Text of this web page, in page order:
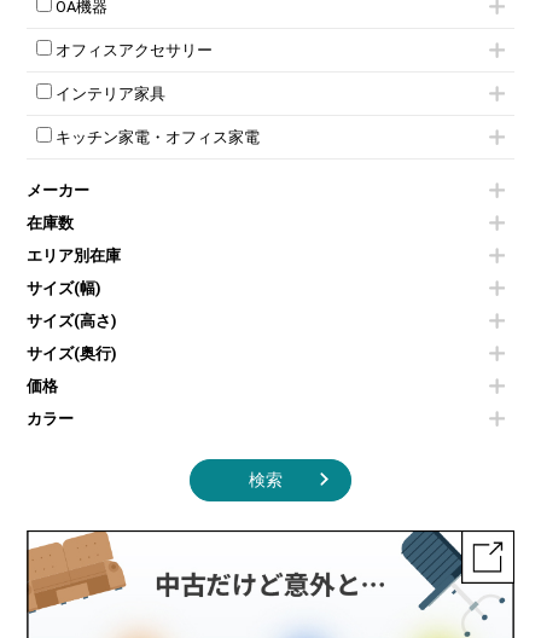
ラテラル書庫
ダイヤル錠ロッカー
ダイヤル錠ロッカー
ワードローブ・クローゼット
会議テーブルW1200～
会議テーブルW1800～
平行スタックテーブル
会議テーブルその他
ミーティングチェアその他
自立タイプパーテーション
パーテーションその他
壁掛けホワイトボード
ホワイトボードその他
OA機器
電話機（ビジネスフォン）
シュレッダー
スクリーン
その他OA機器
オフィスアクセサリー
チェア用台車
演台・講演台・演説台
防音パネル
コートハンガー・ポールハンガー
傘立て
食器棚・キッチンキャビネット
カタログスタンド
オフィスアクセサリーその他
インテリア家具
モールドチェア
ダイニングチェア
カウンターテーブル
センターテーブル・サイドテーブル
ベンチ・スツール
ソファ
シェルフ
ダストボックス（ゴミ箱）
インテリア家具その他
キッチン家電・オフィス家電
冷蔵庫・洗濯機
空気清浄機・加湿器
液晶テレビ・モニター類
エアコン
掃除機
季節家電
メーカー
在庫数
エリア別在庫
サイズ(幅)
サイズ(高さ)
サイズ(奥行)
価格
カラー
検索